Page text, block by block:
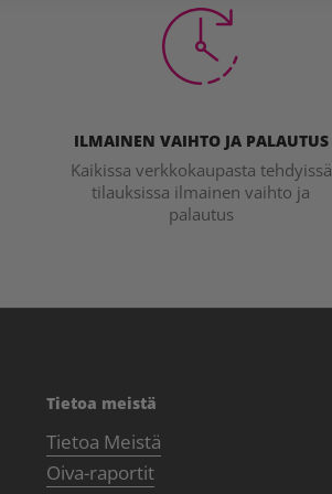
ILMAINEN VAIHTO JA PALAUTUS
Kaikissa verkkokaupasta tehdyissä
tilauksissa ilmainen vaihto ja
palautus
Tietoa meistä
Tietoa Meistä
Oiva-raportit